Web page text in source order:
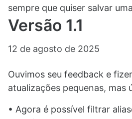
sempre que quiser salvar
Versão 1.1
12 de agosto de 2025
Ouvimos seu feedback e
atualizações pequenas, mas
• Agora é possível filtrar